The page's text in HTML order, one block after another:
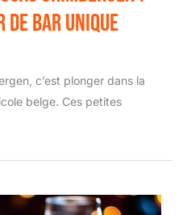
Bar Unique
c’est plonger dans la
belge. Ces petites